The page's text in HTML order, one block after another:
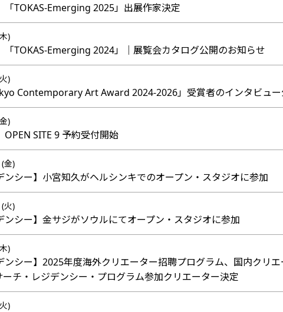
「TOKAS-Emerging 2025」出展作家決定
)
「TOKAS-Emerging 2024」｜展覧会カタログ公開のお知らせ
)
Contemporary Art Award 2024-2026」受賞者のインタビュ
)
OPEN SITE 9 予約受付開始
金)
ンシー】小宮知久がヘルシンキでのオープン・スタジオに参加
火)
ンシー】金サジがソウルにてオープン・スタジオに参加
)
ンシー】2025年度海外クリエーター招聘プログラム、国内クリ
ーチ・レジデンシー・プログラム参加クリエーター決定
)